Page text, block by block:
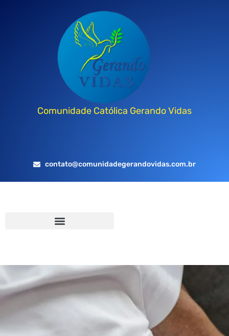
Comunidade Católica Gerando Vidas
contato@comunidadegerandovidas.com.br